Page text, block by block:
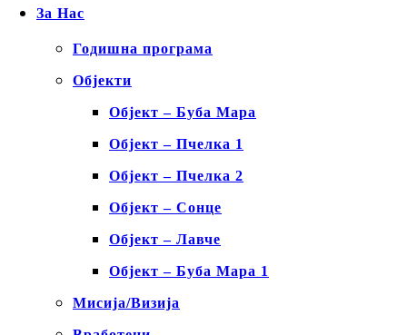
За Нас
Годишна програма
Објекти
Објект – Буба Мара
Објект – Пчелка 1
Објект – Пчелка 2
Објект – Сонце
Објект – Лавче
Објект – Буба Мара 1
Мисија/Визија